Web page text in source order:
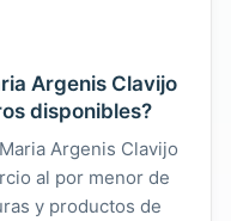
Argenis Clavijo
disponibles?
Argenis Clavijo
al por menor de
y productos de